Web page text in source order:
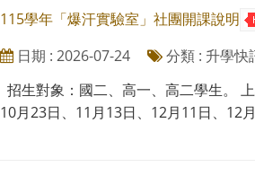
115學年「爆汗實驗室」社團開課說明
日期 : 2026-07-24
分類 : 升學快
招生對象：國二、高一、高二學生。
10月23日、11月13日、12月11日、12